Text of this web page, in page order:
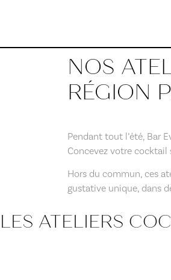
NOS
RÉGION
Pendant tout l’été, Bar
Concevez votre cocktail
Hors du commun, ces
gustative unique, dans
LES ATELIERS